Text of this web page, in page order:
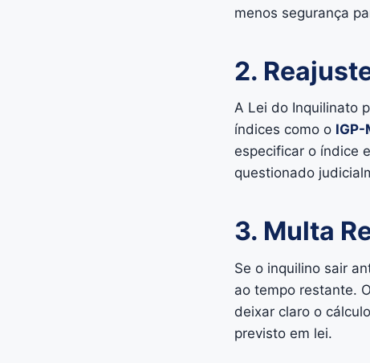
menos segurança
2.
A Lei do Inquilinato
índices como o IGP-
especificar o índice
questionado
3. Multa
Se o inquilino sair
ao tempo restante.
deixar claro o
previsto em lei.